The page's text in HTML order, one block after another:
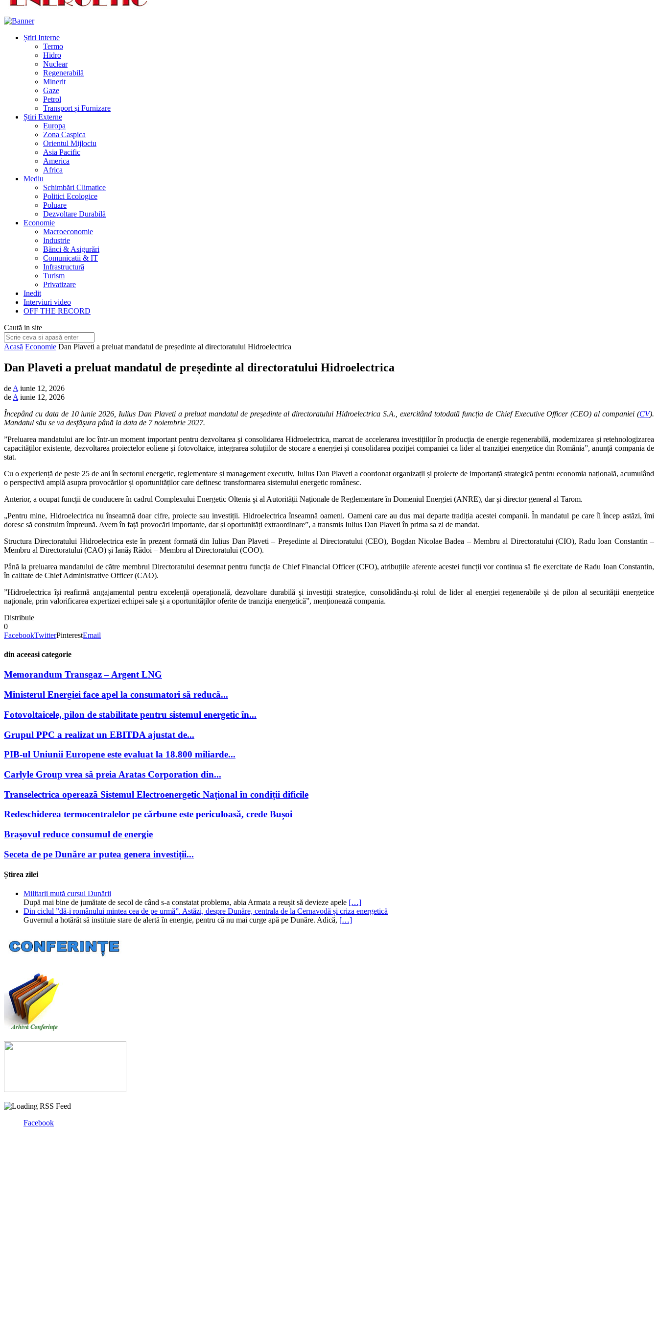
Știri Interne
Termo
Hidro
Nuclear
Regenerabilă
Minerit
Gaze
Petrol
Transport și Furnizare
Știri Externe
Europa
Zona Caspica
Orientul Mijlociu
Asia Pacific
America
Africa
Mediu
Schimbări Climatice
Politici Ecologice
Poluare
Dezvoltare Durabilă
Economie
Macroeconomie
Industrie
Bănci & Asigurări
Comunicatii & IT
Infrastructură
Turism
Privatizare
Inedit
Interviuri video
OFF THE RECORD
Caută in site
Acasă Economie Dan Plaveti a preluat mandatul de președinte al directoratului Hidroelectrica
Dan Plaveti a preluat mandatul de președinte al directoratului Hidroelectrica
de A iunie 12, 2026
de A iunie 12, 2026
Începând cu data de 10 iunie 2026, Iulius Dan Plaveti a preluat mandatul de președinte al directoratului Hidroelectrica S.A., exercitând totodată funcția de Chief Executive Officer (CEO) al companiei (CV).
Mandatul său se va desfășura până la data de 7 noiembrie 2027.
”Preluarea mandatului are loc într-un moment important pentru dezvoltarea și consolidarea Hidroelectrica, marcat de accelerarea investițiilor în producția de energie regenerabilă, modernizarea și retehnologizarea
capacităților existente, dezvoltarea proiectelor eoliene și fotovoltaice, integrarea soluțiilor de stocare a energiei și consolidarea poziției companiei ca lider al tranziției energetice din România”, anunță compania de
stat.
Cu o experiență de peste 25 de ani în sectorul energetic, reglementare și management executiv, Iulius Dan Plaveti a coordonat organizații și proiecte de importanță strategică pentru economia națională, acumulând
o perspectivă amplă asupra provocărilor și oportunităților care definesc transformarea sistemului energetic românesc.
Anterior, a ocupat funcții de conducere în cadrul Complexului Energetic Oltenia și al Autorității Naționale de Reglementare în Domeniul Energiei (ANRE), dar și director general al Tarom.
„Pentru mine, Hidroelectrica nu înseamnă doar cifre, proiecte sau investiții. Hidroelectrica înseamnă oameni. Oameni care au dus mai departe tradiția acestei companii. În mandatul pe care îl încep astăzi, îmi
doresc să construim împreună. Avem în față provocări importante, dar și oportunități extraordinare”, a transmis Iulius Dan Plaveti în prima sa zi de mandat.
Structura Directoratului Hidroelectrica este în prezent formată din Iulius Dan Plaveti – Președinte al Directoratului (CEO), Bogdan Nicolae Badea – Membru al Directoratului (CIO), Radu Ioan Constantin –
Membru al Directoratului (CAO) și Ianăș Rădoi – Membru al Directoratului (COO).
Până la preluarea mandatului de către membrul Directoratului desemnat pentru funcția de Chief Financial Officer (CFO), atribuțiile aferente acestei funcții vor continua să fie exercitate de Radu Ioan Constantin,
în calitate de Chief Administrative Officer (CAO).
”Hidroelectrica își reafirmă angajamentul pentru excelență operațională, dezvoltare durabilă și investiții strategice, consolidându-și rolul de lider al energiei regenerabile și de pilon al securității energetice
naționale, prin valorificarea expertizei echipei sale și a oportunităților oferite de tranziția energetică”, menționează compania.
Distribuie
0
FacebookTwitterPinterestEmail
din aceeasi categorie
Memorandum Transgaz – Argent LNG
Ministerul Energiei face apel la consumatori să reducă...
Fotovoltaicele, pilon de stabilitate pentru sistemul energetic în...
Grupul PPC a realizat un EBITDA ajustat de...
PIB-ul Uniunii Europene este evaluat la 18.800 miliarde...
Carlyle Group vrea să preia Aratas Corporation din...
Transelectrica opereazã Sistemul Electroenergetic Național în condiții dificile
Redeschiderea termocentralelor pe cărbune este periculoasă, crede Bușoi
Brașovul reduce consumul de energie
Seceta de pe Dunăre ar putea genera investiții...
Știrea zilei
Militarii mută cursul Dunării
După mai bine de jumătate de secol de când s-a constatat problema, abia Armata a reușit să devieze apele […]
Din ciclul ”dă-i românului mintea cea de pe urmă”. Astăzi, despre Dunăre, centrala de la Cernavodă și criza energetică
Guvernul a hotărât să instituie stare de alertă în energie, pentru că nu mai curge apă pe Dunăre. Adică, […]
Facebook